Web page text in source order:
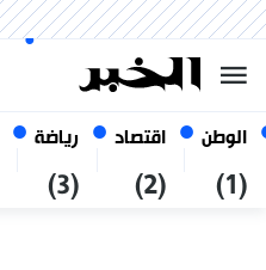
الوطن
(1)
اقتصاد
(2)
رياضة
(3)
أغسطس 2026